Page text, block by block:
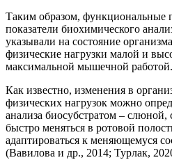
Таким образом, функциональные
показатели биохимического
указывали на состояние
физические нагрузки малой и
максимальной мышечной работой.
Как известно, изменения в
физических нагрузок можно
анализа биосубстратом – слюной,
быстро меняться в ротовой
адаптироваться к меняющемуся
(Вавилова и др., 2014; Турлак,